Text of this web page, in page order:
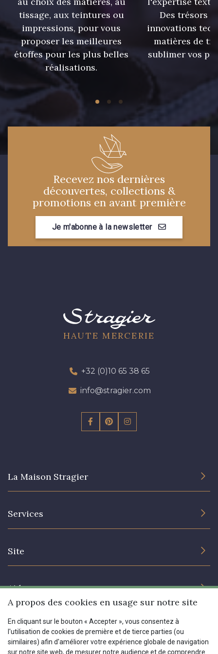
9905 - Anthracite 9138 - Gris clair
9391 - Gris Bruine 9404 - Gris frais
9824 - Gris Gargouille
1712 - Blanc 8135 - Vanille
2710 - Ivoire 2370 - Beige Curry
8110 - Sable blanc 8320 - Beige Sable
8383 - Beige
9180 - Ciment 8513 - Esprit de vert
8896 - Brownie 3945 - Terre de Sienne
8980 - Brun ultra foncé 8955 - Brun foncé
tissage, aux teintures ou
impressions, pour vous
proposer les meilleures
étoffes pour les plus belles
réalisations.
Des trésors
innovations
matières de
sublimer vos
Recevez nos dernières
découvertes, collections &
promotions en avant première
Je m'abonne à la newsletter
HAUTE MERCERIE
+32 (0)10 65 38 65
info@stragier.com
La Maison Stragier
Services
Site
Prix réduits
Magazine
Aide
Livraison : France, Belgique, International
Retours & réclamations
Menu
A propos des cookies en usage sur notre site
En cliquant sur le bouton « Accepter », vous consentez à
l'utilisation de cookies de première et de tierce parties (ou
similaires) afin d'améliorer votre expérience globale de navigation
sur notre site web, de mesurer notre audience et de comprendre